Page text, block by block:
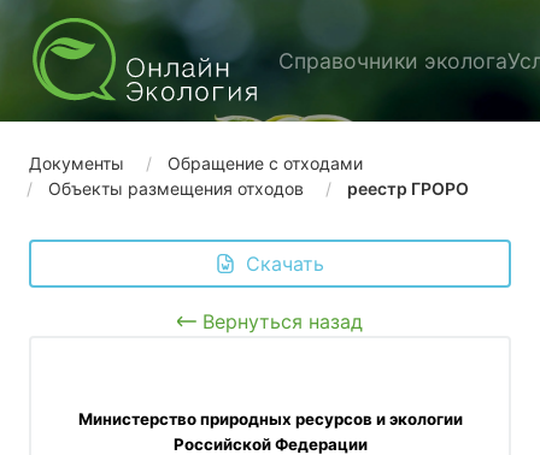
Справочники эколога
Документы
Обращение с отходами
Объекты размещения отходов
реестр ГРОРО
Скачать
Вернуться назад
Российской Федерации